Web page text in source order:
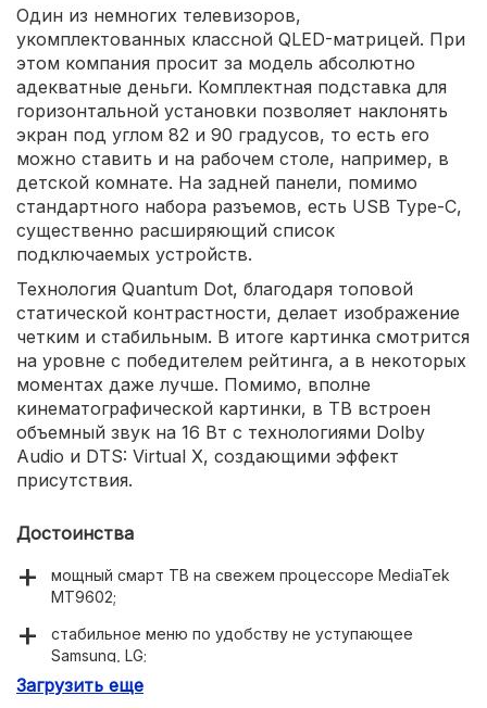
Один из немногих телевизоров,
укомплектованных классной QLED-матрицей. При
этом компания просит за модель абсолютно
адекватные деньги. Комплектная подставка для
горизонтальной установки позволяет наклонять
экран под углом 82 и 90 градусов, то есть его
можно ставить и на рабочем столе, например, в
детской комнате. На задней панели, помимо
стандартного набора разъемов, есть USB Type-C,
существенно расширяющий список
подключаемых устройств.
Технология Quantum Dot, благодаря топовой
статической контрастности, делает изображение
четким и стабильным. В итоге картинка смотрится
на уровне с победителем рейтинга, а в некоторых
моментах даже лучше. Помимо, вполне
кинематографической картинки, в ТВ встроен
объемный звук на 16 Вт с технологиями Dolby
Audio и DTS: Virtual X, создающими эффект
присутствия.
Достоинства
мощный смарт ТВ на свежем процессоре MediaTek
MT9602;
стабильное меню по удобству не уступающее
Samsung, LG;
хороший выбор приложений;
Загрузить еще